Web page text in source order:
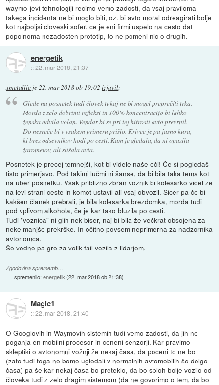
waymo-jevi tehnologiji recimo vemo zadosti, da vsaj praviloma
takega incidenta ne bi moglo biti, oz. bi avto moral odreagirati bolje
kot najboljsi cloveski sofer. ce je eni firmi uspelo na cesto dat
popolnoma nezadosten prototip, to ne pomeni nic o drugih.
energetik
::22. mar 2018, 21:37
xmetallic je 22. mar 2018 ob 19:02 izjavil:
Glede na posnetek tudi človek tukaj ne bi mogel preprečiti trka.
Morda z zelo dobrimi refleksi in 100% koncentracijo bi lahko
ženska odvila volan. Vendar bi se pri tej hitrosti avto prevrnil.
Do nesreče bi v vsakem primeru prišlo. Krivec je pa jasno kura,
ki brez odsevnikov hodi po cesti. Kam je gledala, da ni opazila
žarometov, ali slišala avta.
Posnetek je precej temnejši, kot bi videle naše oči! Če si pogledaš
tisto primerjavo. Pod takimi lučmi ni šanse, da bi bila taka tema kot
na uber posnetku. Vsak približno zbran voznik bi kolesarko videl že
na levi strani ceste in komot ustavil ali vsaj obvozil. Sicer pa če bi
kakšen članek prebrali, je bila kolesarka brezdomka, morda tudi
pod vplivom alkohola, če je kar tako bluzila po cesti.
Tudi "voznica" ni glih nek biser, naj bi bila že večkrat obsojena za
neke manjše prekrške. In očitno povsem neprimerna za nadzornika
avtonomca.
Še vedno pa gre za velik fail vozila z lidarjem.
Zgodovina sprememb…
spremenilo:energetik(22. mar 2018 ob 21:38)
Magic1
::22. mar 2018, 21:40
O Googlovih in Waymovih sistemih tudi vemo zadosti, da jih ne
poganja en mobilni procesor in ceneni senzorji. Kar pravimo
skleptiki o avtonomni vožnji že nekaj časa, da poceni to ne bo
(zato tudi tega ne bomo ugledali v normalnih avtomobilih še dolgo
časa) pa še kar nekaj časa bo preteklo, da bo sploh bolje vozilo od
človeka tudi z zelo dragim sistemom (da ne govorimo o tem, da bo